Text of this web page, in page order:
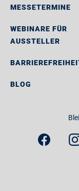
MESSETERMINE
WEBINARE FÜR
AUSSTELLER
BLOG